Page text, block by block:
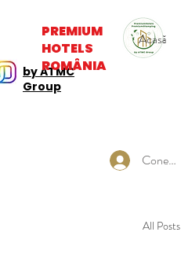
PREMIUM
HOTELS
ROMÂNIA
Acasă
by ATMC
Group
All Posts